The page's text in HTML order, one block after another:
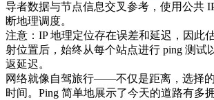
导者数据与节点信息交叉参考，使用公共
断地理调度。
注意：IP 地理定位存在误差和延迟，因此
射位置后，始终从每个站点进行 ping 测试
返延迟。
网络就像自驾旅行——不仅是距离，选择
时间。Ping 简单地展示了今天的道路有多拥